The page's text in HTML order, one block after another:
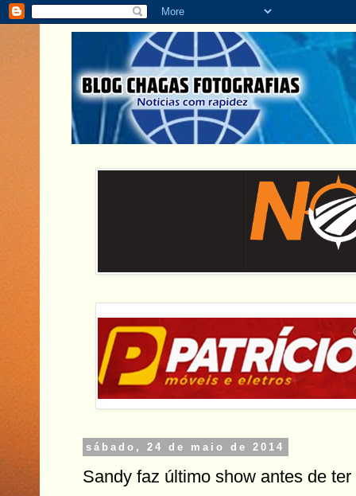
sábado, 24 de maio de 2014
Sandy faz último show antes de